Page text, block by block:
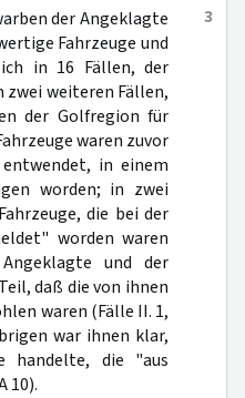
3
der Angeklagte
Fahrzeuge und
in 16 Fällen, der
weiteren Fällen,
der Golfregion für
waren zuvor
in einem
worden; in zwei
die bei der
worden waren
und der
daß die von ihnen
waren (Fälle II. 1,
war ihnen klar,
handelte, die "aus
10).